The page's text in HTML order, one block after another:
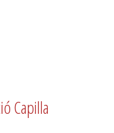
Capilla